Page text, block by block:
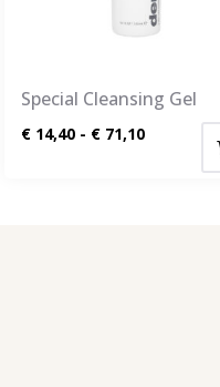
Special Cleansing Gel
€14,40 - €71,10